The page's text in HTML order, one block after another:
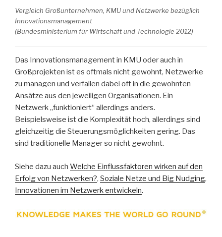
Vergleich Großunternehmen, KMU und Netzwerke bezüglich
Innovationsmanagement
(Bundesministerium für Wirtschaft und Technologie 2012)
Das Innovationsmanagement in KMU oder auch in
Großprojekten ist es oftmals nicht gewohnt, Netzwerke
zu managen und verfallen dabei oft in die gewohnten
Ansätze aus den jeweiligen Organisationen. Ein
Netzwerk „funktioniert“ allerdings anders.
Beispielsweise ist die Komplexität hoch, allerdings sind
gleichzeitig die Steuerungsmöglichkeiten gering. Das
sind traditionelle Manager so nicht gewohnt.
Siehe dazu auch Welche Einflussfaktoren wirken auf den
Erfolg von Netzwerken?, Soziale Netze und Big Nudging,
Innovationen im Netzwerk entwickeln.